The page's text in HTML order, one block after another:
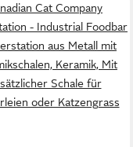
Cat Company
- Industrial Foodbar
aus Metall mit
Keramik, Mit
Schale für
oder Katzengrass